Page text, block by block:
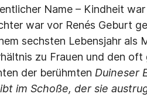
Name – Kindheit
war vor Renés Geburt
sechsten Lebensjahr als
zu Frauen und den
der berühmten Duineser
im Schoße, der sie